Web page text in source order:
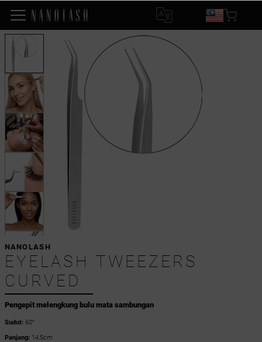
Pengepit melengkung bulu mata sambungan
NANOLASH
EYELASH TWEEZERS
CURVED
Sudut:60°
Panjang:14,5cm